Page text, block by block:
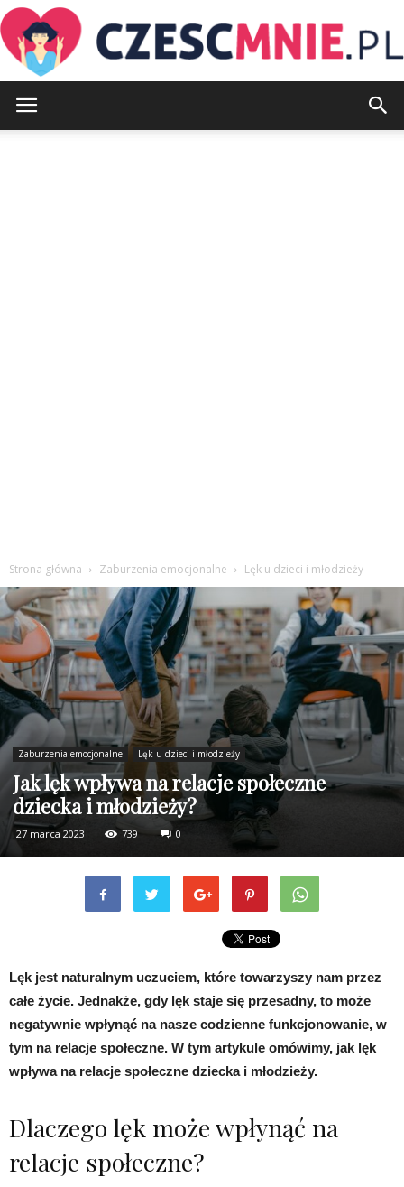
Strona główna Zaburzenia emocjonalne Lęk u dzieci i młodzieży
Zaburzenia emocjonalne Lęk u dzieci i młodzieży
Jak lęk wpływa na relacje społeczne
dziecka i młodzieży?
27 marca 2023 739 0
Lęk jest naturalnym uczuciem, które towarzyszy nam przez
całe życie. Jednakże, gdy lęk staje się przesadny, to może
negatywnie wpłynąć na nasze codzienne funkcjonowanie, w
tym na relacje społeczne. W tym artykule omówimy, jak lęk
wpływa na relacje społeczne dziecka i młodzieży.
Dlaczego lęk może wpłynąć na
relacje społeczne?